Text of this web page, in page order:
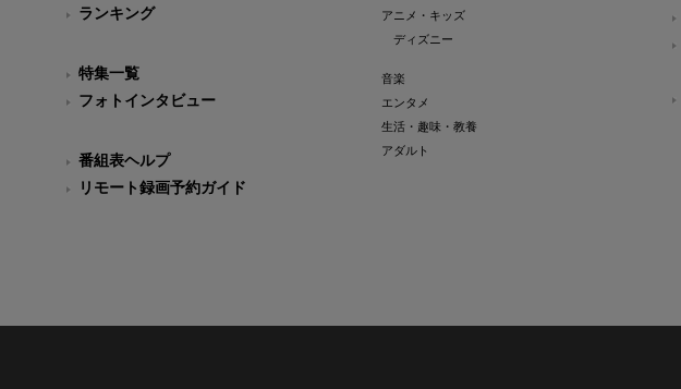
ランキング
特集一覧
フォトインタビュー
番組表ヘルプ
リモート録画予約ガイド
アニメ・キッズ
ディズニー
音楽
エンタメ
生活・趣味・教養
アダルト